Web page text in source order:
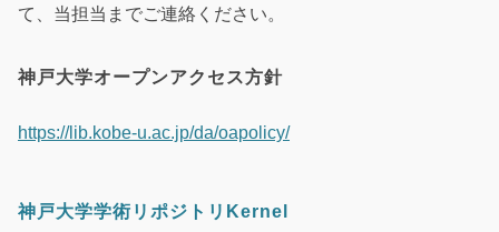
て、当担当までご連絡ください。
神戸大学オープンアクセス方針
https://lib.kobe-u.ac.jp/da/oapolicy/
神戸大学学術リポジトリKernel